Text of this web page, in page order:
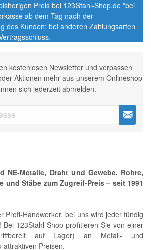
Preis bei 123Stahl-Shop.de *bei
ab dem Tag nach der
des Kunden; bei anderen Zahlungsarten
kostenlosen Newsletter und verpassen
Aktionen mehr aus unserem Onlineshop
sich jederzeit abmelden.
NE-Metalle, Draht und Gewebe, Rohre,
und Stäbe zum Zugreif-Preis – seit 1991
Profi-Handwerker, bei uns wird jeder fündig
Bei 123Stahl-Shop profitieren Sie von einer
auf Lager) an Metall- und
attraktiven Preisen.